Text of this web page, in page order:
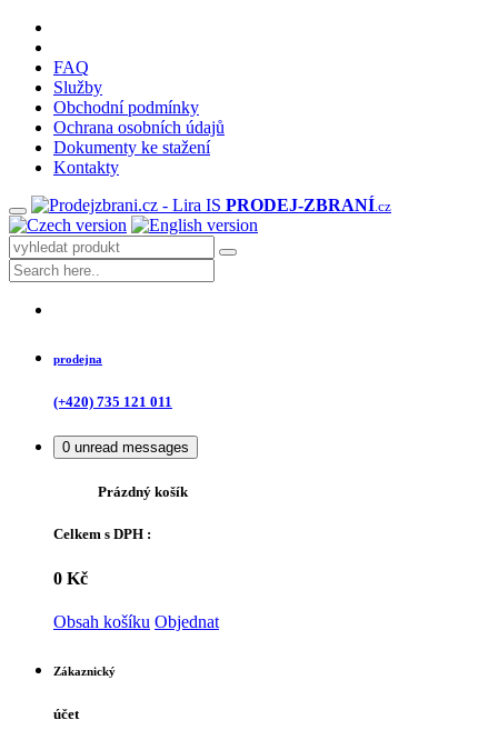
FAQ
Služby
Obchodní podmínky
Ochrana osobních údajů
Dokumenty ke stažení
Kontakty
PRODEJ-ZBRANÍ.cz
prodejna
(+420) 735 121 011
0 unread messages
Prázdný košík
Celkem s DPH :
0 Kč
Obsah košíku Objednat
Zákaznický
účet